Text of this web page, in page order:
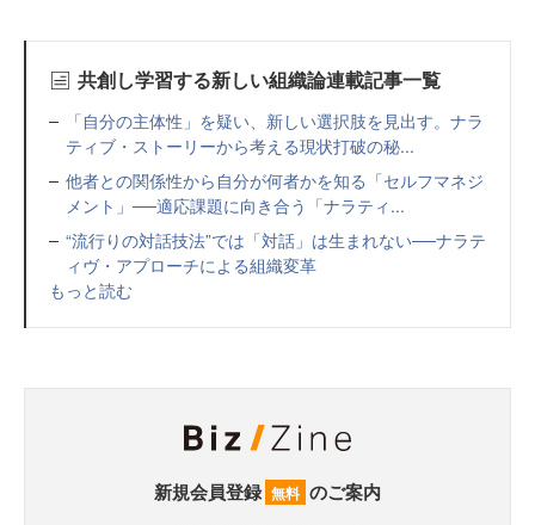
共創し学習する新しい組織論連載記事一覧
「自分の主体性」を疑い、新しい選択肢を見出す。ナラ
ティブ・ストーリーから考える現状打破の秘...
他者との関係性から自分が何者かを知る「セルフマネジ
メント」──適応課題に向き合う「ナラティ...
“流行りの対話技法”では「対話」は生まれない──ナラテ
ィヴ・アプローチによる組織変革
もっと読む
新規会員登録 無料 のご案内